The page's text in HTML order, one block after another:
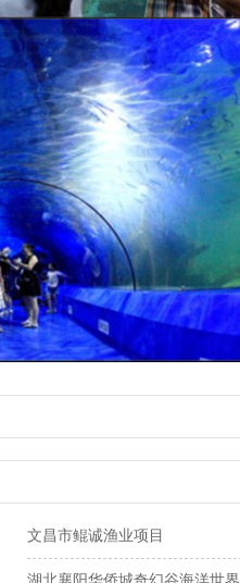
文昌市鲲诚渔业项目